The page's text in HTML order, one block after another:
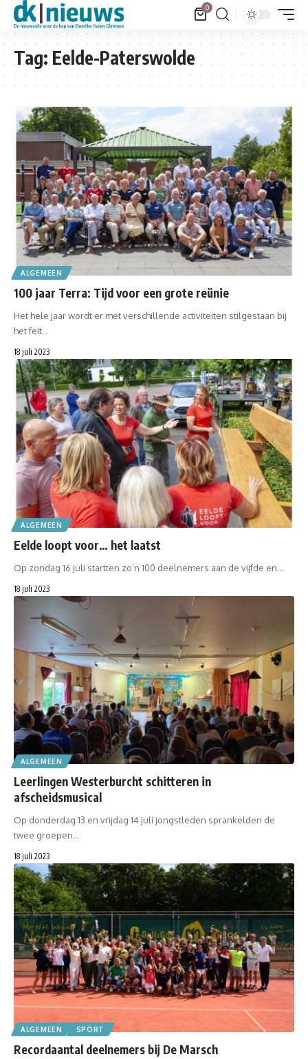
0
Tag: Eelde-Paterswolde
ALGEMEEN
100 jaar Terra: Tijd voor een grote reünie
Het hele jaar wordt er met verschillende activiteiten stilgestaan bij
het feit…
18 juli 2023
ALGEMEEN
Eelde loopt voor… het laatst
Op zondag 16 juli startten zo’n 100 deelnemers aan de vijfde en…
18 juli 2023
ALGEMEEN
Leerlingen Westerburcht schitteren in
afscheidsmusical
Op donderdag 13 en vrijdag 14 juli jongstleden sprankelden de
twee groepen…
18 juli 2023
ALGEMEEN SPORT
Recordaantal deelnemers bij De Marsch